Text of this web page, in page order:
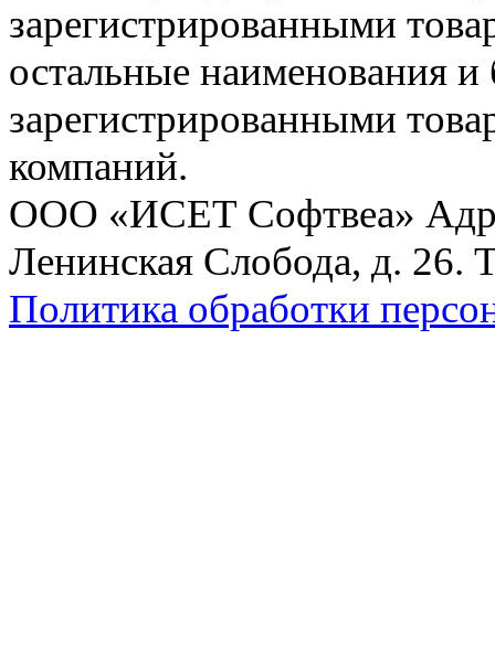
зарегистрированными
остальные наименования
зарегистрированными
компаний.
ООО «ИСЕТ Софтвеа»
Ленинская Слобода, д. 26.
Политика обработки